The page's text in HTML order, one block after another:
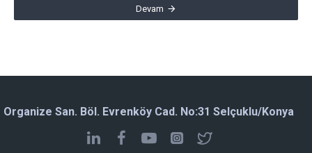
Devam
Organize San. Böl. Evrenköy Cad. No:31 Selçuklu/Konya